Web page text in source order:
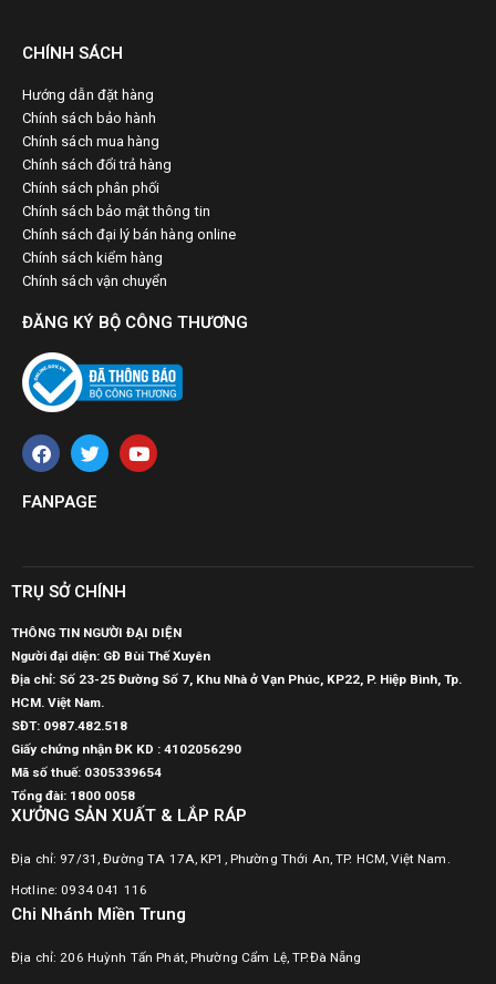
CHÍNH SÁCH
Hướng dẫn đặt hàng
Chính sách bảo hành
Chính sách mua hàng
Chính sách đổi trả hàng
Chính sách phân phối
Chính sách bảo mật thông tin
Chính sách đại lý bán hàng online
Chính sách kiểm hàng
Chính sách vận chuyển
ĐĂNG KÝ BỘ CÔNG THƯƠNG
FANPAGE
TRỤ SỞ CHÍNH
THÔNG TIN NGƯỜI ĐẠI DIỆN
Người đại diện: GĐ Bùi Thế Xuyên
Địa chỉ: Số 23-25 Đường Số 7, Khu Nhà ở Vạn Phúc, KP22, P. Hiệp Bình, Tp.
HCM. Việt Nam.
SĐT: 0987.482.518
Giấy chứng nhận ĐK KD : 4102056290
Mã số thuế: 0305339654
Tổng đài: 1800 0058
XƯỞNG SẢN XUẤT & LẮP RÁP
Địa chỉ: 97/31, Đường TA 17A, KP1, Phường Thới An, TP. HCM, Việt Nam.
Hotline: 0934 041 116
Chi Nhánh Miền Trung
Địa chỉ: 206 Huỳnh Tấn Phát, Phường Cẩm Lệ, TP.Đà Nẵng